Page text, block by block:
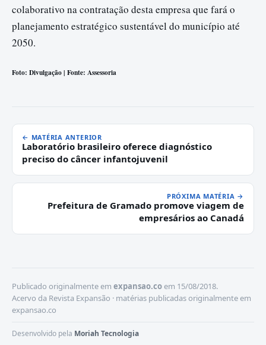
colaborativo na contratação desta empresa que fará o
planejamento estratégico sustentável do município até
2050.
Foto: Divulgação | Fonte: Assessoria
← MATÉRIA ANTERIOR
Laboratório brasileiro oferece diagnóstico
preciso do câncer infantojuvenil
PRÓXIMA MATÉRIA →
Prefeitura de Gramado promove viagem de
empresários ao Canadá
Publicado originalmente em expansao.coem 15/08/2018.
Acervo da Revista Expansão · matérias publicadas originalmente em
expansao.co
Desenvolvido pela Moriah Tecnologia